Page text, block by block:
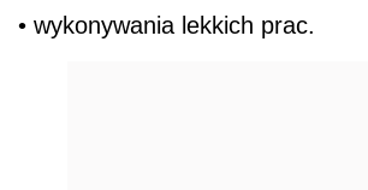
• wykonywania lekkich prac.